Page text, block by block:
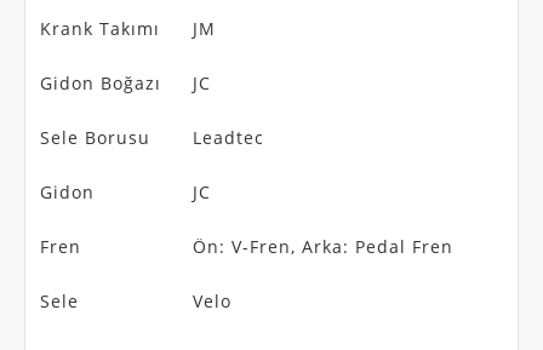
Krank Takımı JM
Gidon Boğazı JC
Sele Borusu Leadtec
Gidon JC
Fren Ön: V-Fren, Arka: Pedal Fren
Sele Velo